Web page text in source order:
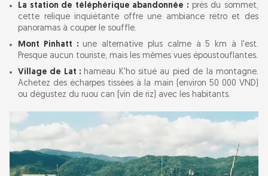
La station de téléphérique abandonnée : près du sommet,
cette relique inquiétante offre une ambiance rétro et des
panoramas à couper le souffle.
Mont Pinhatt :une alternative plus calme à 5 km à l'est.
Presque aucun touriste, mais les mêmes vues époustouflantes.
Village de Lat : hameau K'ho situé au pied de la montagne.
Achetez des écharpes tissées à la main (environ 50 000 VND)
ou dégustez du ruou can (vin de riz) avec les habitants.